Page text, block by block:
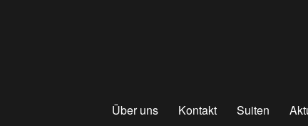
Über uns Kontakt Suiten